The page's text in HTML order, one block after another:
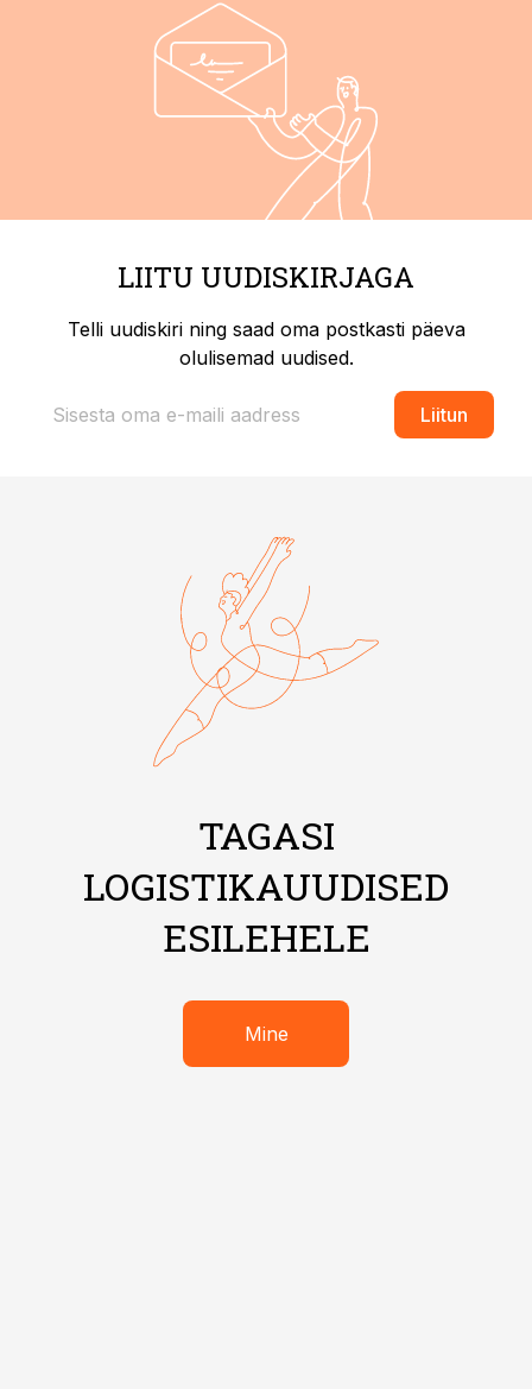
LIITU UUDISKIRJAGA
Telli uudiskiri ning saad oma postkasti päeva
olulisemad uudised.
Liitun
TAGASI
LOGISTIKAUUDISED
ESILEHELE
Mine